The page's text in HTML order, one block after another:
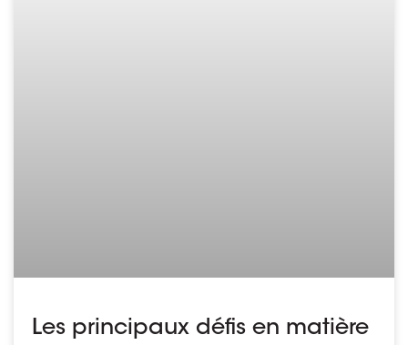
Les principaux défis en matière